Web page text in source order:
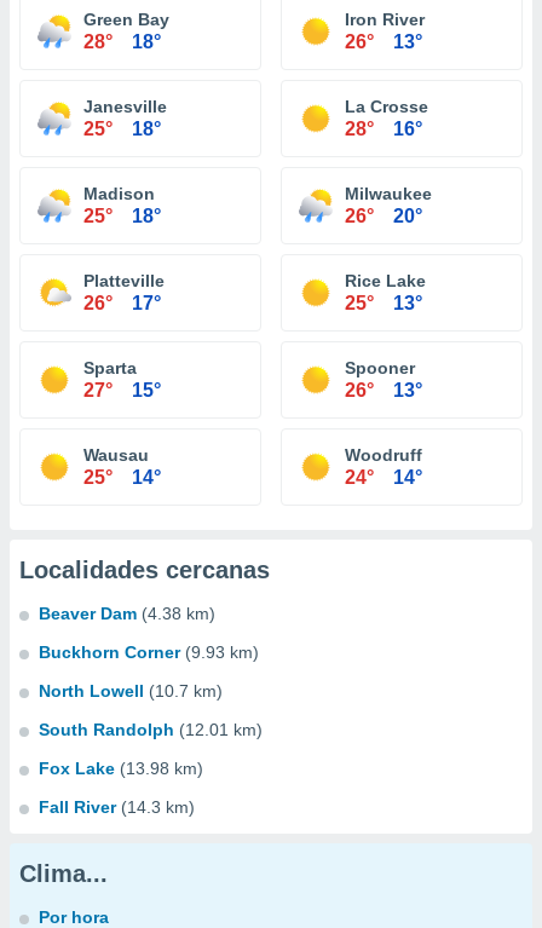
Green Bay
28° 18°
Iron River
26° 13°
Janesville
25° 18°
La Crosse
28° 16°
Madison
25° 18°
Milwaukee
26° 20°
Platteville
26° 17°
Rice Lake
25° 13°
Sparta
27° 15°
Spooner
26° 13°
Wausau
25° 14°
Woodruff
24° 14°
Localidades cercanas
Beaver Dam (4.38 km)
Buckhorn Corner (9.93 km)
North Lowell (10.7 km)
South Randolph (12.01 km)
Fox Lake (13.98 km)
Fall River (14.3 km)
Clima...
Por hora